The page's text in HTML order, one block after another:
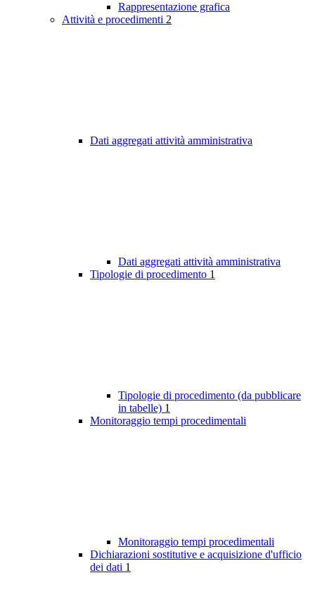
Rappresentazione grafica
Attività e procedimenti 2
Dati aggregati attività amministrativa
Dati aggregati attività amministrativa
Tipologie di procedimento 1
Tipologie di procedimento (da pubblicare
in tabelle) 1
Monitoraggio tempi procedimentali
Monitoraggio tempi procedimentali
Dichiarazioni sostitutive e acquisizione d'ufficio
dei dati 1